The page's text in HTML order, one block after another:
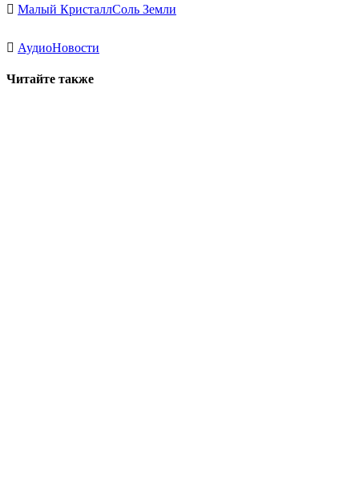
Малый КристаллСоль Земли
АудиоНовости
Читайте также